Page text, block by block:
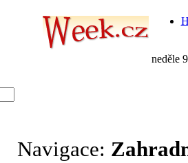
neděle
Navigace: